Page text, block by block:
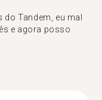
Tandem, eu mal
e agora posso